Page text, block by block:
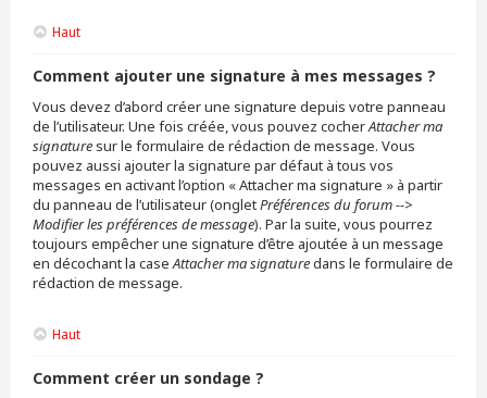
Haut
Comment ajouter une signature à mes messages ?
Vous devez d’abord créer une signature depuis votre panneau
de l’utilisateur. Une fois créée, vous pouvez cocherAttacher ma
signature sur le formulaire de rédaction de message. Vous
pouvez aussi ajouter la signature par défaut à tous vos
messages en activant l’option « Attacher ma signature » à partir
du panneau de l’utilisateur (ongletPréférences du forum -->
Modifier les préférences de message). Par la suite, vous pourrez
toujours empêcher une signature d’être ajoutée à un message
en décochant la caseAttacher ma signaturedans le formulaire de
rédaction de message.
Haut
Comment créer un sondage ?